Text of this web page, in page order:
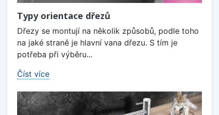
Typy orientace dřezů
Dřezy se montují na několik způsobů, podle toho
na jaké straně je hlavní vana dřezu. S tím je
potřeba při výběru...
Číst více